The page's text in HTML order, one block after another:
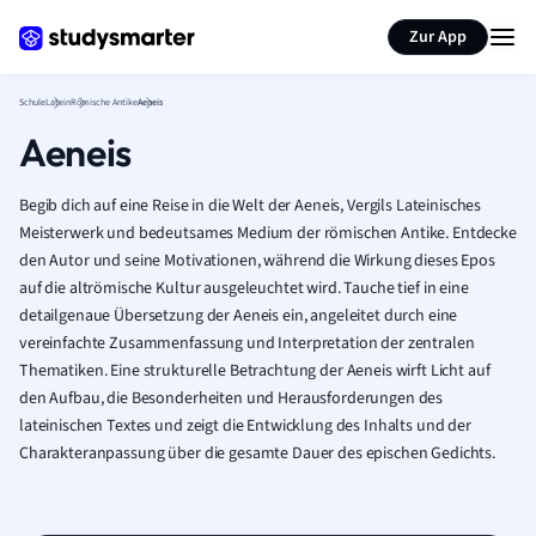
Zur App
SchuleLateinRömische AntikeAeneis
Aeneis
Begib dich auf eine Reise in die Welt der Aeneis, Vergils Lateinisches
Meisterwerk und bedeutsames Medium der römischen Antike. Entdecke
den Autor und seine Motivationen, während die Wirkung dieses Epos
auf die altrömische Kultur ausgeleuchtet wird. Tauche tief in eine
detailgenaue Übersetzung der Aeneis ein, angeleitet durch eine
vereinfachte Zusammenfassung und Interpretation der zentralen
Thematiken. Eine strukturelle Betrachtung der Aeneis wirft Licht auf
den Aufbau, die Besonderheiten und Herausforderungen des
lateinischen Textes und zeigt die Entwicklung des Inhalts und der
Charakteranpassung über die gesamte Dauer des epischen Gedichts.
Seite zusammenfassen